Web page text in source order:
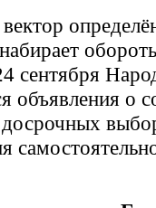
сентября
объявления о